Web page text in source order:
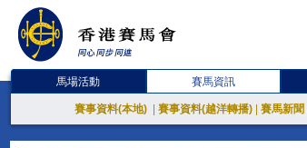
馬場活動 賽馬資訊
賽事資料(本地) 賽事資料(越洋轉播) 賽馬新聞